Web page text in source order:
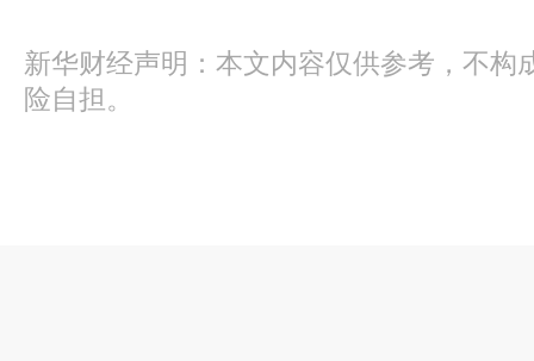
新华财经声明：本文内容仅供参考，不构
险自担。